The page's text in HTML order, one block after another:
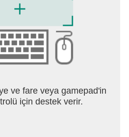
ve fare veya gamepad'in
için destek verir.